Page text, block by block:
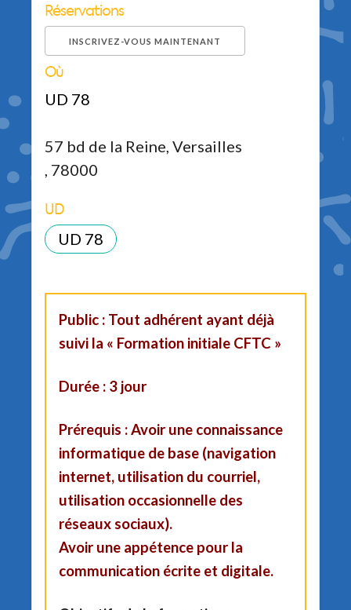
Télécharger ICS
Calendrier Google
Réservations
INSCRIVEZ-VOUS MAINTENANT
Où
UD 78
57 bd de la Reine, Versailles
, 78000
UD
UD 78
Public : Tout adhérent ayant déjà
suivi la « Formation initiale CFTC »
Durée : 3 jour
Prérequis : Avoir une connaissance
informatique de base (navigation
internet, utilisation du courriel,
utilisation occasionnelle des
réseaux sociaux).
Avoir une appétence pour la
communication écrite et digitale.